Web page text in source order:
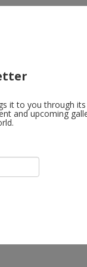
it to you through its
and upcoming